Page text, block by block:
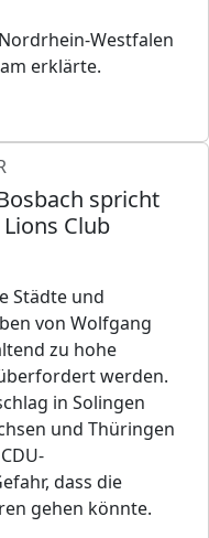
Westfalen
erklärte.
spricht
Club
Städte und
von Wolfgang
zu hohe
werden.
in Solingen
und Thüringen
dass die
gehen könnte.